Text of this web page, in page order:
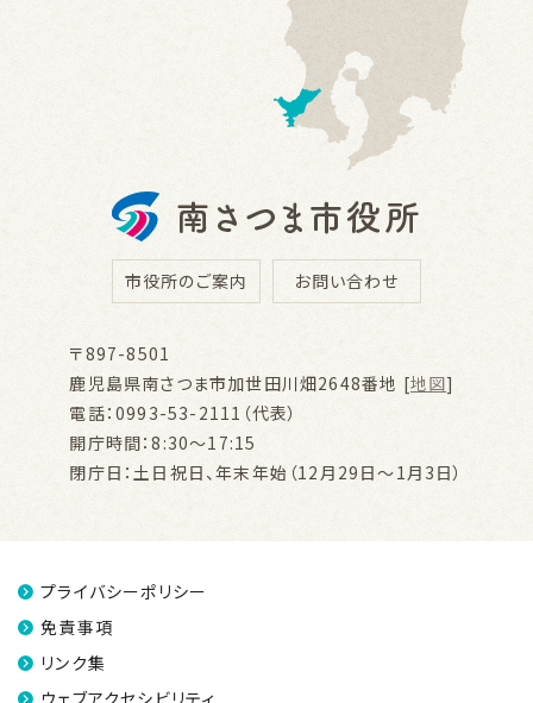
市役所のご案内 お問い合わせ
〒897-8501
鹿児島県南さつま市加世田川畑2648番地 [地図]
電話：0993-53-2111（代表）
開庁時間：8:30～17:15
閉庁日：土日祝日、年末年始（12月29日～1月3日）
プライバシーポリシー
免責事項
リンク集
ウェブアクセシビリティ